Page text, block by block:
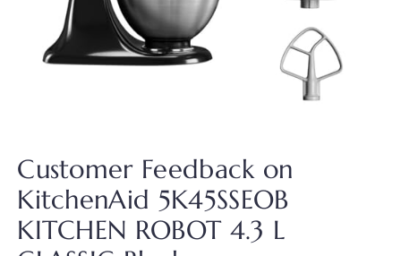
Customer Feedback on
KitchenAid 5K45SSEOB
KITCHEN ROBOT 4.3 L